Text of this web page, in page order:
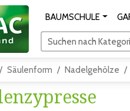
BAUMSCHULE
Suchen nach
Säulenform Nadelgehölze